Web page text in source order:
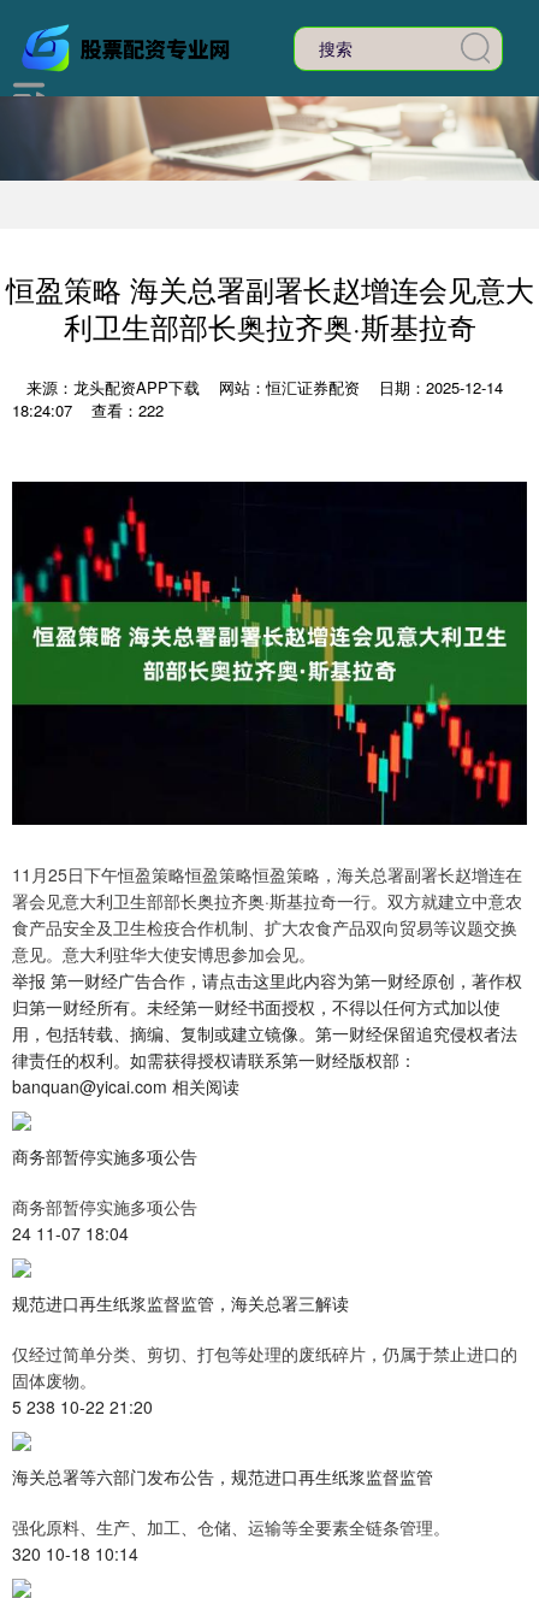
恒盈策略 海关总署副署长赵增连会见意大
利卫生部部长奥拉齐奥·斯基拉奇
来源：龙头配资APP下载 网站：恒汇证券配资
日期：2025-12-14
18:24:07
查看：222
11月25日下午恒盈策略恒盈策略恒盈策略，海关总署副署长赵增连在
署会见意大利卫生部部长奥拉齐奥·斯基拉奇一行。双方就建立中意农
食产品安全及卫生检疫合作机制、扩大农食产品双向贸易等议题交换
意见。意大利驻华大使安博思参加会见。
举报 第一财经广告合作，请点击这里此内容为第一财经原创，著作权
归第一财经所有。未经第一财经书面授权，不得以任何方式加以使
用，包括转载、摘编、复制或建立镜像。第一财经保留追究侵权者法
律责任的权利。如需获得授权请联系第一财经版权部：
banquan@yicai.com 相关阅读
商务部暂停实施多项公告
商务部暂停实施多项公告
24 11-07 18:04
规范进口再生纸浆监督监管，海关总署三解读
仅经过简单分类、剪切、打包等处理的废纸碎片，仍属于禁止进口的
固体废物。
5 238 10-22 21:20
海关总署等六部门发布公告，规范进口再生纸浆监督监管
强化原料、生产、加工、仓储、运输等全要素全链条管理。
320 10-18 10:14